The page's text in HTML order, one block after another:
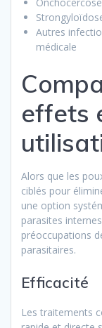
Autres
médicale
effets
Alors que les
ciblés pour
une option
parasites
préoccupations
parasitaires.
Efficacité
Les traitements